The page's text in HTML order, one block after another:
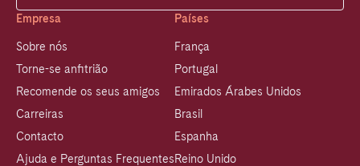
Empresa
Sobre nós
Torne-se anfitrião
Recomende os seus amigos
Carreiras
Contacto
Ajuda e Perguntas Frequentes
Países
França
Portugal
Emirados Árabes Unidos
Brasil
Espanha
Reino Unido